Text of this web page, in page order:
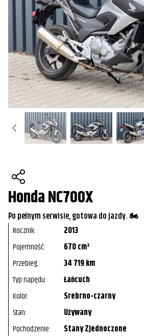
Honda NC700X
Po pełnym serwisie, gotowa do jazdy. 🏍️
Rocznik:
2013
Pojemność:
670 cm³
Przebieg:
34 719 km
Typ napędu:
Łańcuch
Kolor:
Srebrno-czarny
Stan:
Używany
Pochodzenie:
Stany Zjednoczone